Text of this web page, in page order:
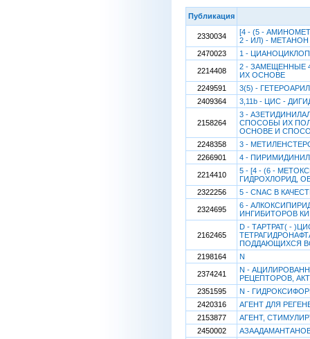
Публикация
2330034
[4 - (5 -
2 - ИЛ) -
2470023
1 -
2214408
2 - ЗАМЕЩЕННЫЕ
ИХ ОСНОВЕ
2249591
3(5) -
2409364
3,11b - ЦИС -
2158264
3 -
СПОСОБЫ ИХ
ОСНОВЕ И
2248358
3 -
2266901
4 -
2214410
5 - [4 - (6 -
ГИДРОХЛОРИД,
2322256
5 - CNAC В
2324695
6 -
ИНГИБИТОРОВ
2162465
D - ТАРТРАТ( -
ПОДДАЮЩИХСЯ
2198164
N
2374241
N -
РЕЦЕПТОРОВ,
2351595
N -
2420316
АГЕНТ ДЛЯ
2153877
АГЕНТ,
2450002